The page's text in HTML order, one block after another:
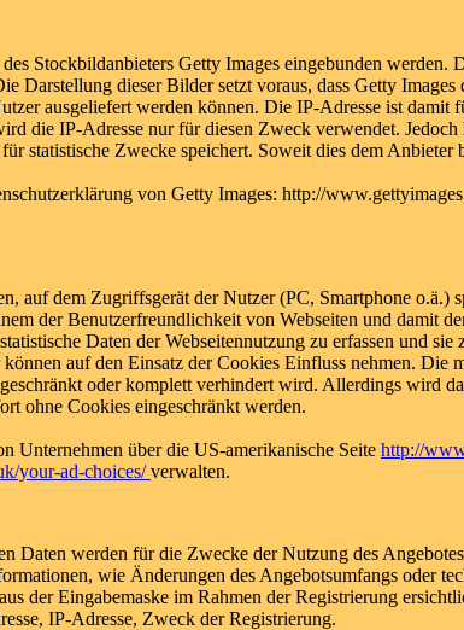
Stockbildanbieters Getty Images eingebunden werden.
Darstellung dieser Bilder setzt voraus, dass Getty
ausgeliefert werden können. Die IP-Adresse ist damit
die IP-Adresse nur für diesen Zweck verwendet.
statistische Zwecke speichert. Soweit dies dem Anbieter
von Getty Images: http://
auf dem Zugriffsgerät der Nutzer (PC, Smartphone o.ä.)
der Benutzerfreundlichkeit von Webseiten und damit
Daten der Webseitennutzung zu erfassen und sie
auf den Einsatz der Cookies Einfluss nehmen. Die
oder komplett verhindert wird. Allerdings wird
ohne Cookies eingeschränkt werden.
Unternehmen über die US-amerikanische Seite http://
your-ad-choices/verwalten.
Daten werden für die Zwecke der Nutzung des
wie Änderungen des Angebotsumfangs oder
der Eingabemaske im Rahmen der Registrierung
IP-Adresse, Zweck der Registrierung.